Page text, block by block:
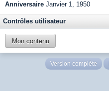
Anniversaire Janvier 1, 1950
Contrôles utilisateur
Mon contenu
Version complète